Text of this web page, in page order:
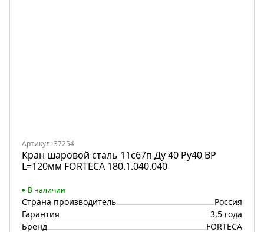
Артикул: 37254
Кран шаровой сталь 11с67п Ду 40 Ру40 ВР
L=120мм FORTECA 180.1.040.040
В наличии
Страна производитель
Россия
Гарантия
3,5 года
Бренд
FORTECA